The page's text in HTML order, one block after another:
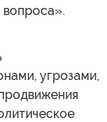
угрозами,